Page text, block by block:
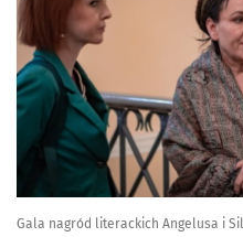
Gala nagród literackich Angelusa i